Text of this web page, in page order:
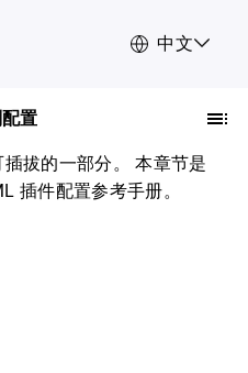
中文
置
拔的一部分。 本章节是
插件配置参考手册。